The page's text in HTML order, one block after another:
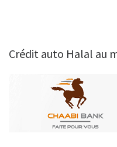
Crédit auto Halal au